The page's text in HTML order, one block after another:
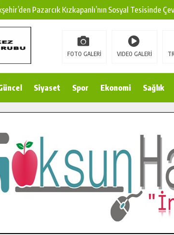
Pazarcık Kızkapanlı’nın Sosyal Tesisinde
Pazarcık Kırsalına Modern Ulaşım Yatırımı.
KSÜ’ye Uluslararası Başarı: Edinilen Bilgi Türk
Pusula Maraş Kampında Yeni Medya ve
Komutanı Karakaya’dan Başkan Cüce’ye Veda
Yeni Köprüsünde Sona Doğru.
FOTO GALERİ VIDEO GALERİ
Siyaset Spor Ekonomi Sağlık